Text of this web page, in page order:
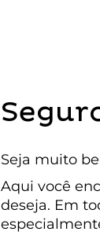
Seja muito
Aqui você
deseja. Em